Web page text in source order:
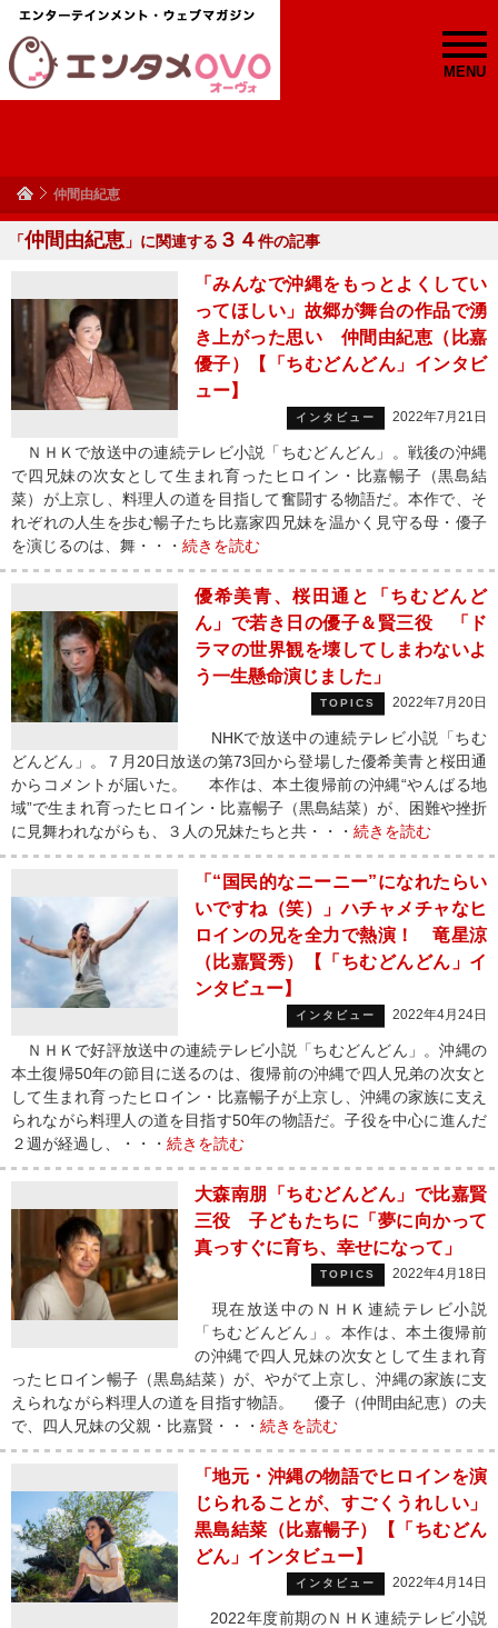
MENU
仲間由紀恵
「仲間由紀恵 」に関連する ３４件の記事
「みんなで沖縄をもっとよくしてい
ってほしい」故郷が舞台の作品で湧
き上がった思い 仲間由紀恵（比嘉
優子）【「ちむどんどん」インタビ
ュー】
インタビュー 2022年7月21日
ＮＨＫで放送中の連続テレビ小説「ちむどんどん」。戦後の沖縄
で四兄妹の次女として生まれ育ったヒロイン・比嘉暢子（黒島結
菜）が上京し、料理人の道を目指して奮闘する物語だ。本作で、そ
れぞれの人生を歩む暢子たち比嘉家四兄妹を温かく見守る母・優子
を演じるのは、舞・・・ 続きを読む
優希美青、桜田通と「ちむどんど
ん」で若き日の優子＆賢三役 「ド
ラマの世界観を壊してしまわないよ
う一生懸命演じました」
TOPICS 2022年7月20日
NHKで放送中の連続テレビ小説「ちむ
どんどん」。７月20日放送の第73回から登場した優希美青と桜田通
からコメントが届いた。 本作は、本土復帰前の沖縄“やんばる地
域”で生まれ育ったヒロイン・比嘉暢子（黒島結菜）が、困難や挫折
に見舞われながらも、３人の兄妹たちと共・・・ 続きを読む
「“国民的なニーニー”になれたらい
いですね（笑）」ハチャメチャなヒ
ロインの兄を全力で熱演！ 竜星涼
（比嘉賢秀）【「ちむどんどん」イ
ンタビュー】
インタビュー 2022年4月24日
ＮＨＫで好評放送中の連続テレビ小説「ちむどんどん」。沖縄の
本土復帰50年の節目に送るのは、復帰前の沖縄で四人兄弟の次女と
して生まれ育ったヒロイン・比嘉暢子が上京し、沖縄の家族に支え
られながら料理人の道を目指す50年の物語だ。子役を中心に進んだ
２週が経過し、・・・ 続きを読む
大森南朋「ちむどんどん」で比嘉賢
三役 子どもたちに「夢に向かって
真っすぐに育ち、幸せになって」
TOPICS 2022年4月18日
現在放送中のＮＨＫ連続テレビ小説
「ちむどんどん」。本作は、本土復帰前
の沖縄で四人兄妹の次女として生まれ育
ったヒロイン暢子（黒島結菜）が、やがて上京し、沖縄の家族に支
えられながら料理人の道を目指す物語。 優子（仲間由紀恵）の夫
で、四人兄妹の父親・比嘉賢・・・ 続きを読む
「地元・沖縄の物語でヒロインを演
じられることが、すごくうれしい」
黒島結菜（比嘉暢子）【「ちむどん
どん」インタビュー】
インタビュー 2022年4月14日
2022年度前期のＮＨＫ連続テレビ小説